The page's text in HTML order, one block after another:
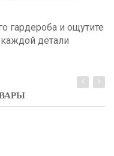
гардероба и ощутите
детали